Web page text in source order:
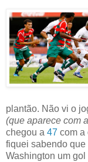
plantão. Não vi o
(que aparece com
chegou a 47 com a
fiquei sabendo
Washington um